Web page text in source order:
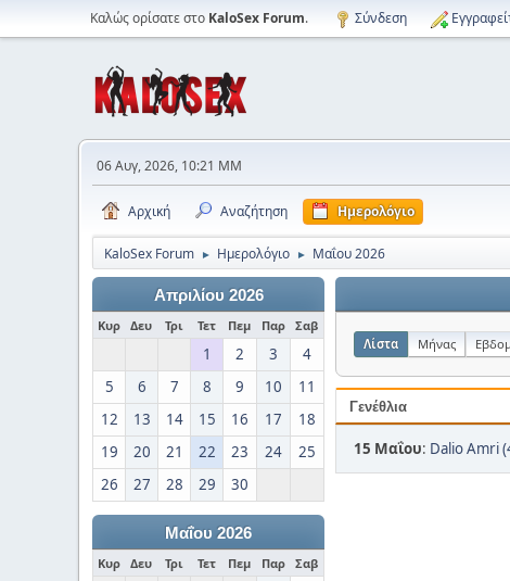
Καλώς ορίσατε στο KaloSex Forum. Σύνδεση
06 Αυγ, 2026, 10:21 ΜΜ
Αρχική Αναζήτηση Ημερολόγιο
KaloSex Forum ► Ημερολόγιο ► Μαΐου 2026
Απριλίου 2026
Κυρ Δευ Τρι Τετ Πεμ Παρ Σαβ
1 2 3
4
5
6 7 8 9 10
11
12
13 14 15 16 17
18
19
20 21 22 23 24
25
26
27 28 29 30
Μαΐου 2026
Κυρ Δευ Τρι Τετ Πεμ Παρ Σαβ
Λίστα Μήνας
Γενέθλια
15 Μαΐου: Dalio Amri